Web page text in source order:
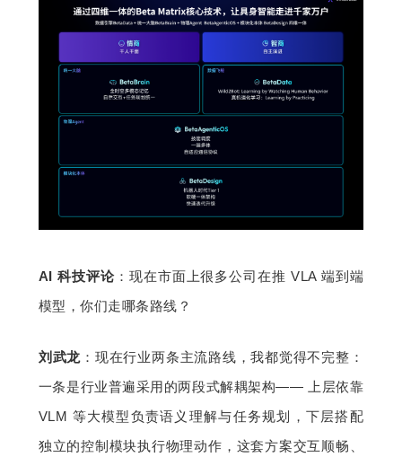
AI 科技评论：现在市面上很多公司在推 VLA 端到端
模型，你们走哪条路线？
刘武龙 ：现在行业两条主流路线，我都觉得不完整：
一条是行业普遍采用的两段式解耦架构—— 上层依靠
VLM 等大模型负责语义理解与任务规划，下层搭配
独立的控制模块执行物理动作，这套方案交互顺畅、